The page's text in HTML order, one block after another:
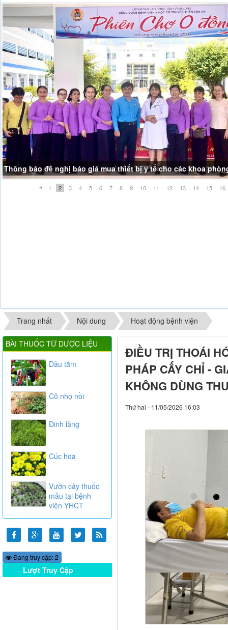
Thông báo đề nghị báo giá mua thiết bị y tế cho các khoa
1 2 3 4 5 6 7 8 9 10 11 12 13 14 15 16
Trang nhất Nội dung Hoạt động bệnh viện
ĐIỀU TRỊ THOÁI
PHÁP CẤY CHỈ -
KHÔNG DÙNG
Thứ hai - 11/05/2026 16:03
BÀI THUỐC TỪ DƯỢC LIỆU
Dâu tằm
Cỏ nhọ nồi
Đinh lăng
Cúc hoa
Vườn cây thuốc
mẫu tại bệnh
viện YHCT
Đang truy cập: 2
Lượt Truy Cập
Online